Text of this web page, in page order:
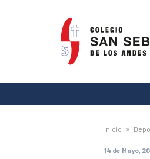
Colegio
San
Sebastián
de
Los
AndesInicio »
14 de Mayo,